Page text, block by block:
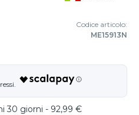
Codice articolo:
ME15913N
30 giorni - 92,99 €